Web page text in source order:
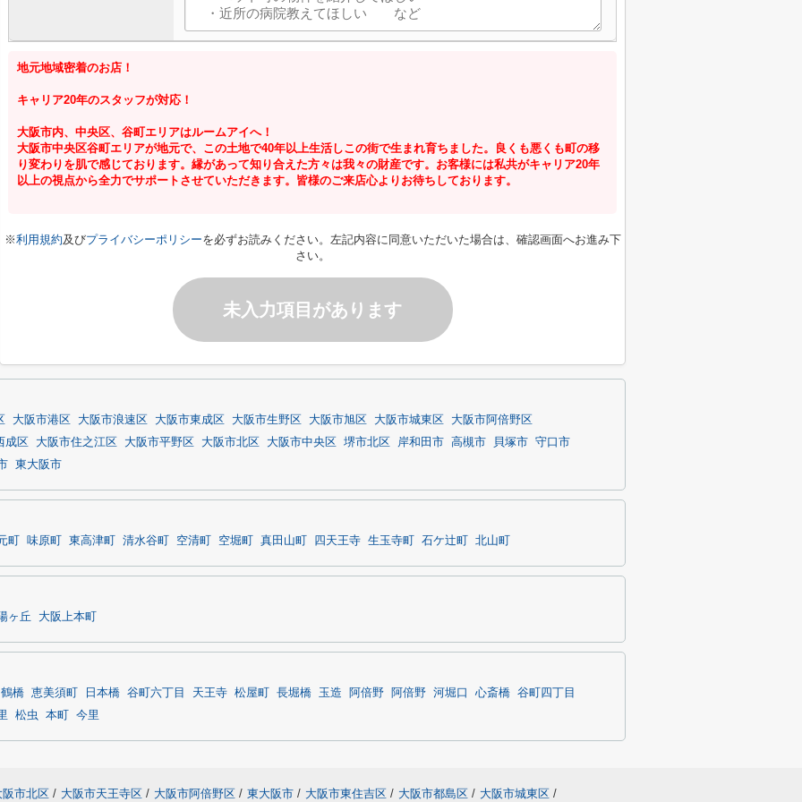
地元地域密着のお店！
キャリア20年のスタッフが対応！
大阪市内、中央区、谷町エリアはルームアイへ！
大阪市中央区谷町エリアが地元で、この土地で40年以上生活しこの街で生まれ育ちました。良くも悪くも町の移
り変わりを肌で感じております。縁があって知り合えた方々は我々の財産です。お客様には私共がキャリア20年
以上の視点から全力でサポートさせていただきます。皆様のご来店心よりお待ちしております。
※利用規約及びプライバシーポリシーを必ずお読みください。左記内容に同意いただいた場合は、確認画面へお進み下
さい。
未入力項目があります
大阪市港区 大阪市浪速区 大阪市東成区 大阪市生野区 大阪市旭区 大阪市城東区
大阪市阿倍野区
成区 大阪市住之江区 大阪市平野区 大阪市北区 大阪市中央区 堺市北区 岸和田市 高槻市 貝塚市 守口市
東大阪市
町 味原町 東高津町 清水谷町 空清町 空堀町 真田山町 四天王寺 生玉寺町 石ケ辻町 北山町
ヶ丘 大阪上本町
鶴橋 恵美須町 日本橋 谷町六丁目 天王寺 松屋町 長堀橋 玉造 阿倍野 阿倍野 河堀口 心斎橋 谷町四丁目
松虫 本町 今里
阪市北区 / 大阪市天王寺区 / 大阪市阿倍野区 / 東大阪市 / 大阪市東住吉区 / 大阪市都島区 / 大阪市城東区 /